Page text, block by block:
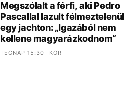
Megszólalt a férfi, aki Pedro
Pascallal lazult félmeztelenül
egy jachton: „Igazából nem
kellene magyarázkodnom“
TEGNAP 15:30 -KOR